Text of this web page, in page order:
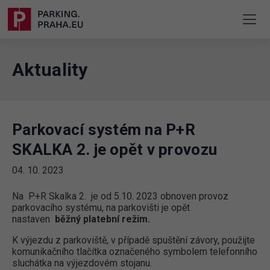
Aktuality
Parkovací systém na P+R
SKALKA 2. je opět v provozu
04. 10. 2023
Na P+R Skalka 2. je od 5.10. 2023 obnoven provoz
parkovacího systému, na parkovišti je opět
nastaven
běžný platební režim.
K výjezdu z parkoviště, v případě spuštění závory, použijte
komunikačního tlačítka označeného symbolem telefonního
sluchátka na výjezdovém stojanu.